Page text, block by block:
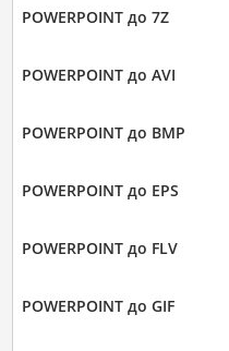
POWERPOINT до 7Z
POWERPOINT до AVI
POWERPOINT до BMP
POWERPOINT до EPS
POWERPOINT до FLV
POWERPOINT до GIF